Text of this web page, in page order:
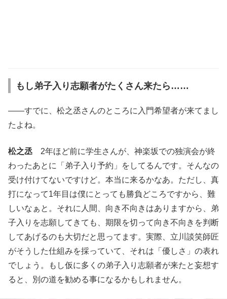
もし弟子入り志願者がたくさん来たら……
――すでに、松之丞さんのところに入門希望者が来てまし
たよね。
松之丞2年ほど前に学生さんが、神楽坂での独演会が終
わったあとに「弟子入り予約」をしてるんです。そんなの
受け付けてないですけど。本当に来るかなあ。ただし、真
打になって1年目は僕にとっても勝負どころですから、難
しいなぁと。それに人間、向き不向きはありますから、弟
子入りを志願してきても、期限を切って向き不向きを判断
してあげるのも大切だと思ってます。実際、立川談笑師匠
がそうした仕組みを採っていて、それは「優しさ」の表れ
でしょう。もし仮に多くの弟子入り志願者が来たと妄想す
ると、別の道を勧める事になるかもしれません。